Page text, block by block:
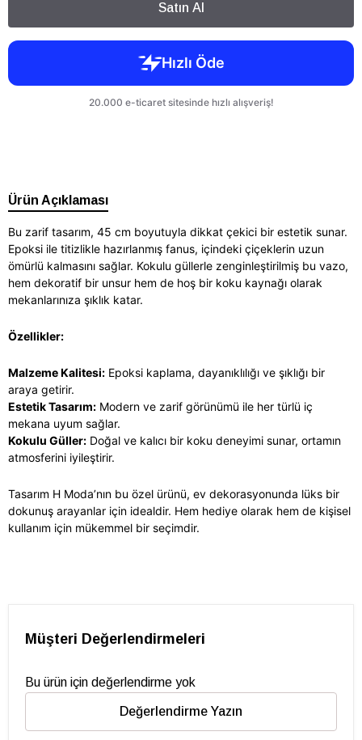
Satın Al
Ürün Açıklaması
Bu zarif tasarım, 45 cm boyutuyla dikkat çekici bir estetik sunar.
Epoksi ile titizlikle hazırlanmış fanus, içindeki çiçeklerin uzun
ömürlü kalmasını sağlar. Kokulu güllerle zenginleştirilmiş bu vazo,
hem dekoratif bir unsur hem de hoş bir koku kaynağı olarak
mekanlarınıza şıklık katar.
Özellikler:
Malzeme Kalitesi: Epoksi kaplama, dayanıklılığı ve şıklığı bir
araya getirir.
Estetik Tasarım: Modern ve zarif görünümü ile her türlü iç
mekana uyum sağlar.
Kokulu Güller: Doğal ve kalıcı bir koku deneyimi sunar, ortamın
atmosferini iyileştirir.
Tasarım H Moda’nın bu özel ürünü, ev dekorasyonunda lüks bir
dokunuş arayanlar için idealdir. Hem hediye olarak hem de kişisel
kullanım için mükemmel bir seçimdir.
Müşteri Değerlendirmeleri
Bu ürün için değerlendirme yok
Değerlendirme Yazın